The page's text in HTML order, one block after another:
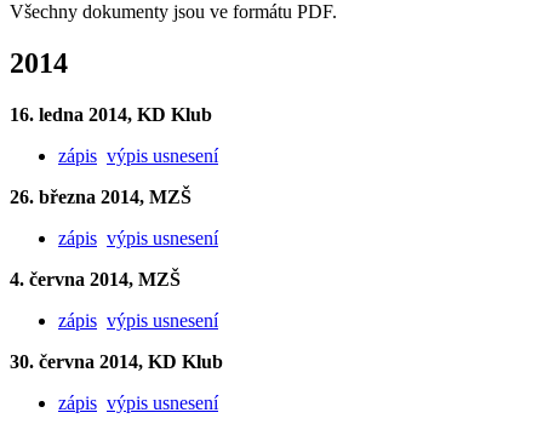
Všechny dokumenty jsou ve formátu PDF.
2014
16. ledna 2014, KD Klub
zápis výpis usnesení
26. března 2014, MZŠ
zápis výpis usnesení
4. června 2014, MZŠ
zápis výpis usnesení
30. června 2014, KD Klub
zápis výpis usnesení